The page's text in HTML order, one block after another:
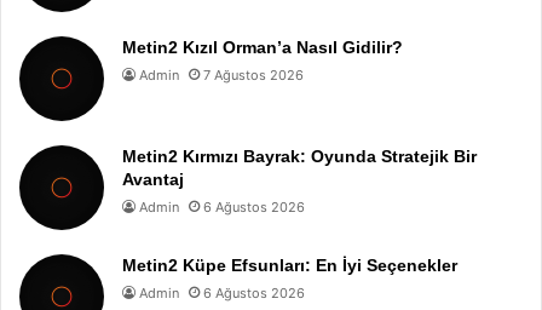
Metin2 Kızıl Orman’a Nasıl Gidilir?
Admin 7 Ağustos 2026
Metin2 Kırmızı Bayrak: Oyunda Stratejik Bir
Avantaj
Admin 6 Ağustos 2026
Metin2 Küpe Efsunları: En İyi Seçenekler
Admin 6 Ağustos 2026